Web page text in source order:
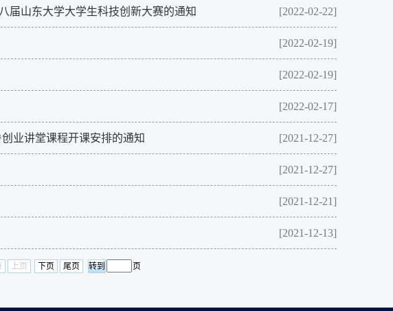
[2022-02-22]
届山东大学大学生科技创新大赛的通知
[2022-02-19]
[2022-02-19]
[2022-02-17]
[2021-12-27]
业讲堂课程开课安排的通知
[2021-12-27]
[2021-12-21]
[2021-12-13]
上页 下页 尾页 页